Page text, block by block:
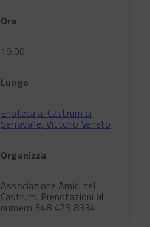
Ora
19:00
Luogo
Enoteca al Castrum di
Serravalle, Vittorio Veneto
Organizza
Associazione Amici del
Castrum. Prenotazioni al
numero 348 423 8334